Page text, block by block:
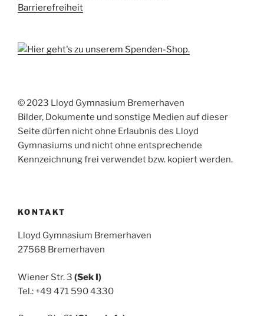
Barrierefreiheit
© 2023 Lloyd Gymnasium Bremerhaven
Bilder, Dokumente und sonstige Medien auf dieser
Seite dürfen nicht ohne Erlaubnis des Lloyd
Gymnasiums und nicht ohne entsprechende
Kennzeichnung frei verwendet bzw. kopiert werden.
KONTAKT
Lloyd Gymnasium Bremerhaven
27568 Bremerhaven
Wiener Str. 3 (Sek I)
Tel.: +49 471 590 4330